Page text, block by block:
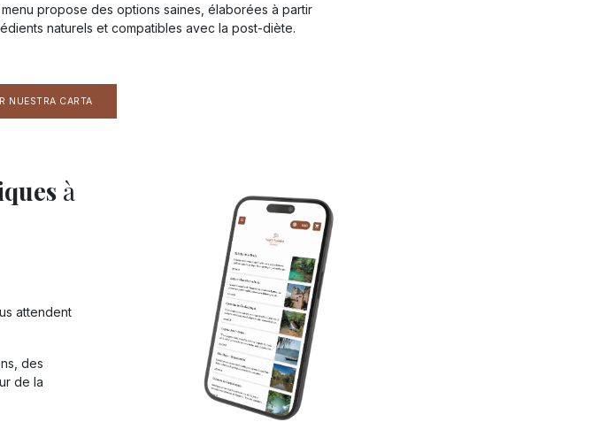
propose des options saines, élaborées à partir
naturels et compatibles avec la post-diète.
NUESTRA CARTA
à
attendent
des
de la